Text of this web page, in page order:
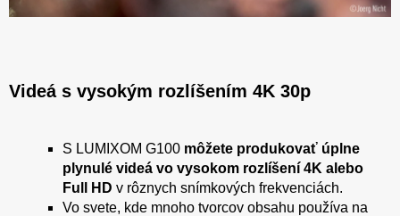
Videá s vysokým rozlíšením 4K 30p
S LUMIXOM G100 môžete produkovať úplne
plynulé videá vo vysokom rozlíšení 4K alebo
Full HD v rôznych snímkových frekvenciách.
Vo svete, kde mnoho tvorcov obsahu používa na